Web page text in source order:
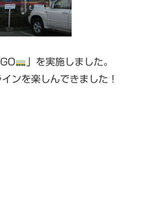
」を実施しました。
ンを楽しんできました！